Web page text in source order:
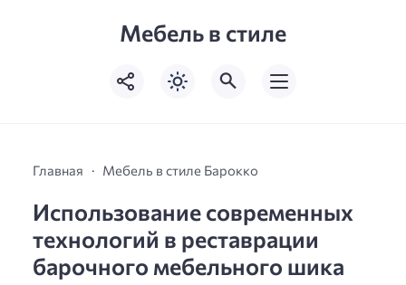
Мебель в стиле
Главная Мебель в стиле Барокко
Использование современных
технологий в реставрации
барочного мебельного шика